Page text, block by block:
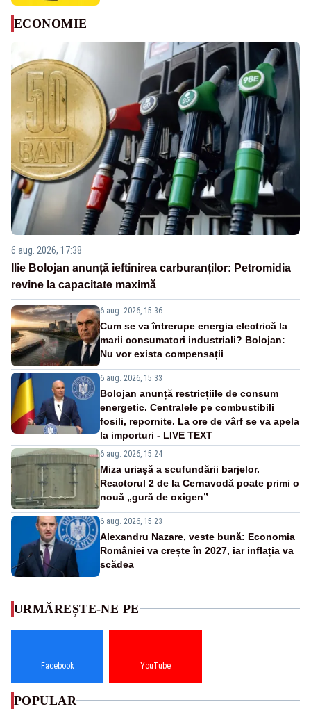
ECONOMIE
6 aug. 2026, 17:38
Ilie Bolojan anunță ieftinirea carburanților: Petromidia
revine la capacitate maximă
6 aug. 2026, 15:36
Cum se va întrerupe energia electrică la
marii consumatori industriali? Bolojan:
Nu vor exista compensații
6 aug. 2026, 15:33
Bolojan anunță restricțiile de consum
energetic. Centralele pe combustibili
fosili, repornite. La ore de vârf se va apela
la importuri - LIVE TEXT
6 aug. 2026, 15:24
Miza uriașă a scufundării barjelor.
Reactorul 2 de la Cernavodă poate primi o
nouă „gură de oxigen”
6 aug. 2026, 15:23
Alexandru Nazare, veste bună: Economia
României va crește în 2027, iar inflația va
scădea
URMĂREȘTE-NE PE
Facebook YouTube
POPULAR